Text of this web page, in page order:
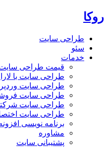
روکا
طراحی سایت
سئو
خدمات
قیمت طراحی
طراحی سایت با
طراحی سایت
طراحی سایت
طراحی سایت
طراحی سایت
برنامه نویسی
مشاوره
پشتیبانی سایت